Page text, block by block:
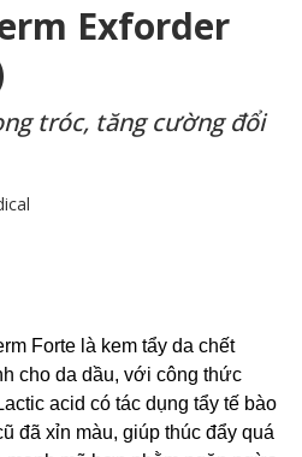
Exforder
tróc, tăng cường đổi
Forte là kem tẩy da chết
cho da dầu, với công thức
acid có tác dụng tẩy tế bào
đã xỉn màu, giúp thúc đẩy quá